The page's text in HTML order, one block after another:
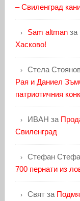
– Свиленград
Sam altmanза
Хасково!
Стела
Рая и Даниел
патриотичния
ИВАН за
Свиленград
Стефан
700 пернати из
Святза